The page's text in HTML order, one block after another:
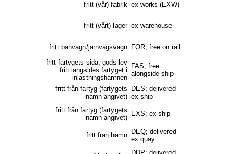
fritt (vår) fabrik ex works (EXW)
fritt (vårt) lager ex warehouse
fritt banvagn/järnvägsvagn
FOR; free on rail
fritt fartygets sida, gods lev
fritt långsides fartyget i
inlastningshamnen
FAS; free
alongside ship
fritt från fartyg (fartygets
namn angivet)
DES; delivered
ex ship
fritt från fartyg (fartygets
namn angivet)
EXS; ex ship
fritt från hamn
DEQ; delivered
ex quay